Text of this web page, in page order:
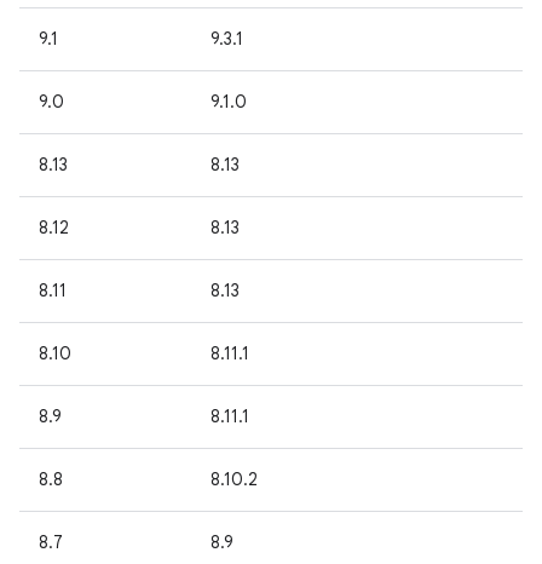
9.1 9.3.1
9.0 9.1.0
8.13 8.13
8.12 8.13
8.11 8.13
8.10 8.11.1
8.9 8.11.1
8.8 8.10.2
8.7 8.9